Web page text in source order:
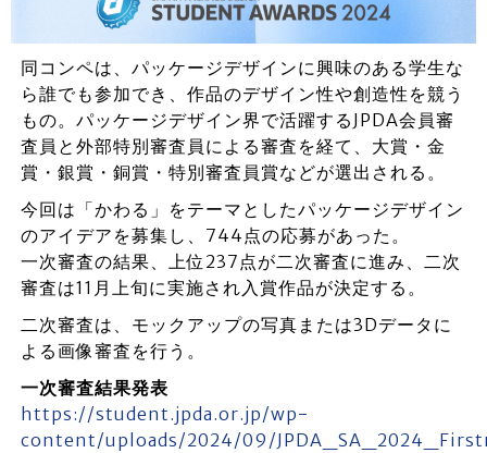
同コンペは、パッケージデザインに興味のある学生な
ら誰でも参加でき、作品のデザイン性や創造性を競う
もの。パッケージデザイン界で活躍するJPDA会員審
査員と外部特別審査員による審査を経て、大賞・金
賞・銀賞・銅賞・特別審査員賞などが選出される。
今回は「かわる」をテーマとしたパッケージデザイン
のアイデアを募集し、744点の応募があった。
一次審査の結果、上位237点が二次審査に進み、二次
審査は11月上旬に実施され入賞作品が決定する。
二次審査は、モックアップの写真または3Dデータに
よる画像審査を行う。
一次審査結果発表
https://student.jpda.or.jp/wp-
content/uploads/2024/09/